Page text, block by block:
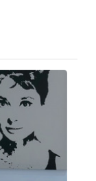
隊專擅的
開拓第三
公關顧問
融服務」